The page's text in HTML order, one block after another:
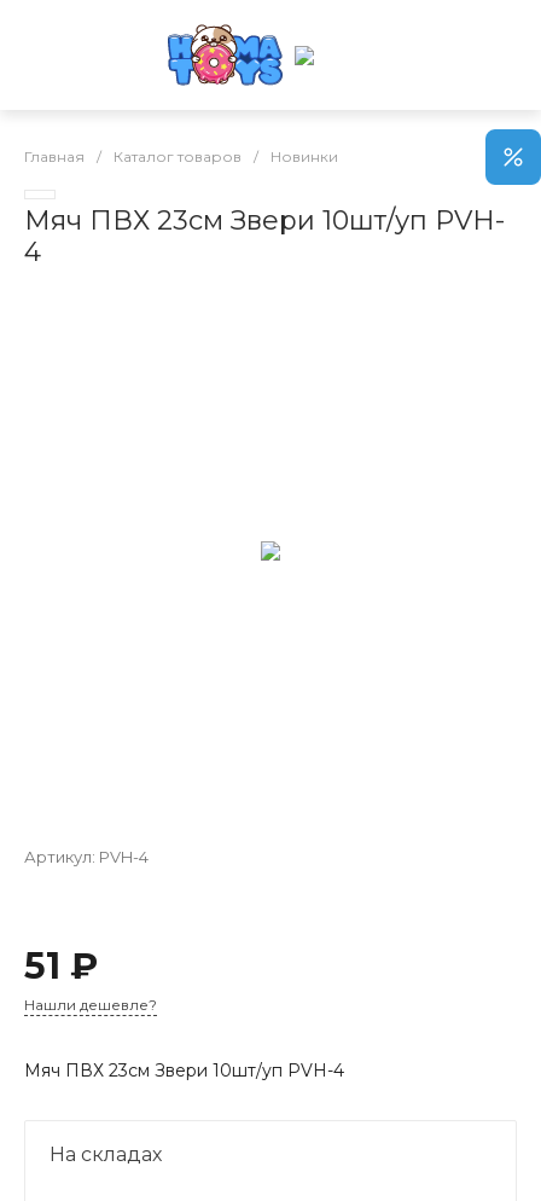
Главная / Каталог товаров / Новинки
Мяч ПВХ 23см Звери 10шт/уп PVH-
4
Артикул: PVH-4
51 ₽
Нашли дешевле?
Мяч ПВХ 23см Звери 10шт/уп PVH-4
На складах